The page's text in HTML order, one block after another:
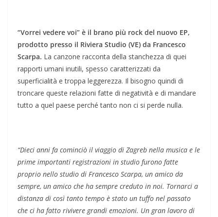
“Vorrei vedere voi” è il brano più rock del nuovo EP,
prodotto presso il Riviera Studio (VE) da Francesco
Scarpa. La canzone racconta della stanchezza di quei
rapporti umani inutili, spesso caratterizzati da
superficialità e troppa leggerezza. Il bisogno quindi di
troncare queste relazioni fatte di negatività e di mandare
tutto a quel paese perché tanto non ci si perde nulla.
“Dieci anni fa cominciò il viaggio di Zagreb nella musica e le
prime importanti registrazioni in studio furono fatte
proprio nello studio di Francesco Scarpa, un amico da
sempre, un amico che ha sempre creduto in noi. Tornarci a
distanza di così tanto tempo è stato un tuffo nel passato
che ci ha fatto rivivere grandi emozioni. Un gran lavoro di